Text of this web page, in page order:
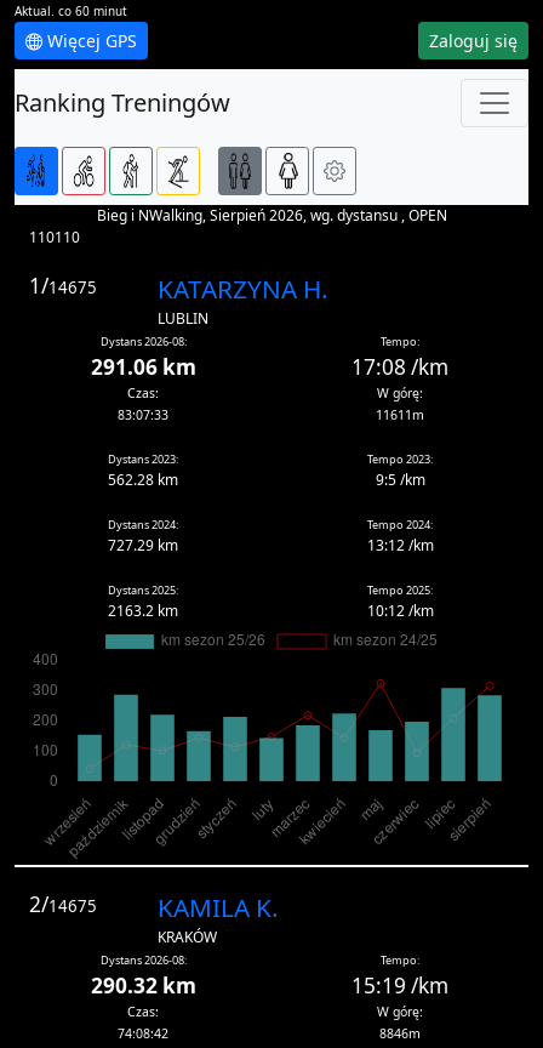
Aktual. co 60 minut
Więcej GPS Zaloguj się
Ranking Treningów
Bieg i NWalking, Sierpień 2026, wg. dystansu , OPEN
110110
1/14675 KATARZYNA H.
LUBLIN
Dystans 2026-08:
291.06 km
Tempo:
17:08 /km
Czas:
83:07:33
W górę:
11611m
Dystans 2023:
562.28 km
Tempo 2023:
9:5 /km
Dystans 2024:
727.29 km
Tempo 2024:
13:12 /km
Dystans 2025:
2163.2 km
Tempo 2025:
10:12 /km
2/14675 KAMILA K.
KRAKÓW
Dystans 2026-08:
290.32 km
Tempo:
15:19 /km
Czas:
74:08:42
W górę:
8846m